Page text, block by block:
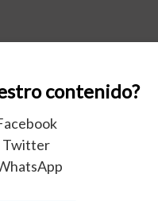
contenido?
Twitter